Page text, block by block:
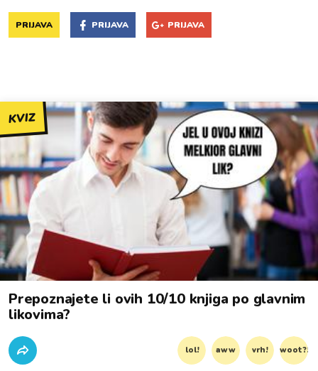
PRIJAVA PRIJAVA PRIJAVA
KVIZ
Prepoznajete li ovih 10/10 knjiga po glavnim
likovima?
lol! aww vrh! woot?!